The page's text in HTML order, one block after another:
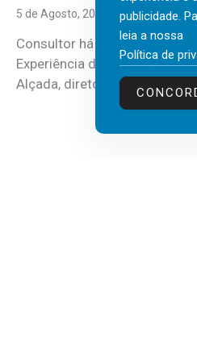
5 de Agosto, 2026
Consultor há mais de três
Experiência do Cliente,
Alçada, diretor executivo da...
publicidade.
leia a nossa
Política de